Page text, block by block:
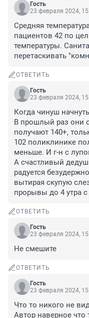
Гость
23 февраля 2024,
Средняя
пациентов 42 по
температуры.
перетаскивать
ОТВЕТИТЬ
Гость
23 февраля 2024,
Когда чинуш
В прошлый раз они
получают 140+,
102 поликлинике
меньше. И г-н с
А счастливый
радуется
вытирая скупую
прорывы до 4 утра
ОТВЕТИТЬ
Гость
23 февраля 2024,
Не смешите
ОТВЕТИТЬ
Гость
23 февраля 2024,
Что то никого не
Автор наверное что